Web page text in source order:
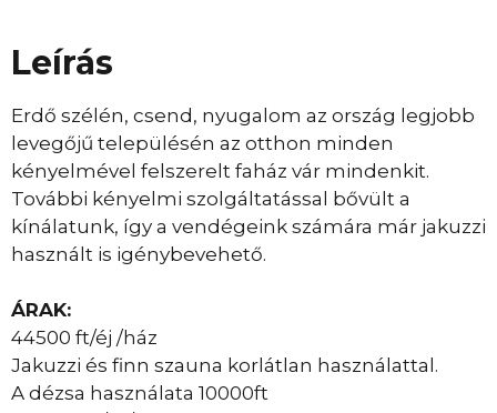
Leírás
Erdő szélén, csend, nyugalom az ország legjobb
levegőjű településén az otthon minden
kényelmével felszerelt faház vár mindenkit.
További kényelmi szolgáltatással bővült a
kínálatunk, így a vendégeink számára már jakuzzi
használt is igénybevehető.
ÁRAK:
44500 ft/éj /ház
Jakuzzi és finn szauna korlátlan használattal.
A dézsa használata 10000ft